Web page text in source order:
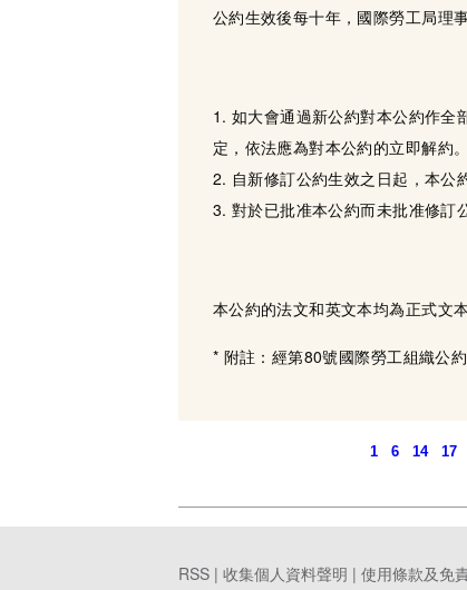
公約生效後每十年，國際勞工局理
1. 如大會通過新公約對本公約作全
定，依法應為對本公約的立即解約。
2. 自新修訂公約生效之日起，本公
3. 對於已批准本公約而未批准修訂
本公約的法文和英文本均為正式文本
* 附註：經第80號國際勞工組織公
1 6 14 17
RSS | 收集個人資料聲明 | 使用條款及免